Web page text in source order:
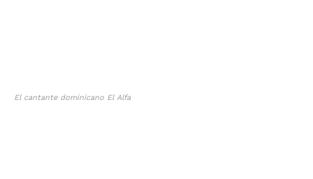
El cantante dominicano El Alfa